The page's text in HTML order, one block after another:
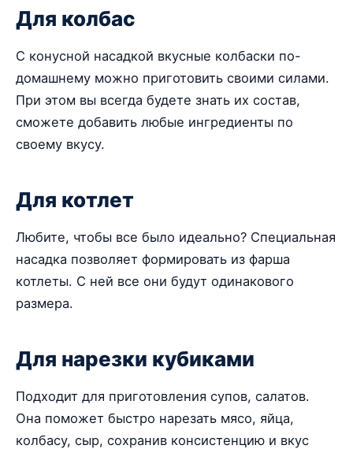
Для колбас
С конусной насадкой вкусные колбаски по-
домашнему можно приготовить своими силами.
При этом вы всегда будете знать их состав,
сможете добавить любые ингредиенты по
своему вкусу.
Для котлет
Любите, чтобы все было идеально? Специальная
насадка позволяет формировать из фарша
котлеты. С ней все они будут одинакового
размера.
Для нарезки кубиками
Подходит для приготовления супов, салатов.
Она поможет быстро нарезать мясо, яйца,
колбасу, сыр, сохранив консистенцию и вкус